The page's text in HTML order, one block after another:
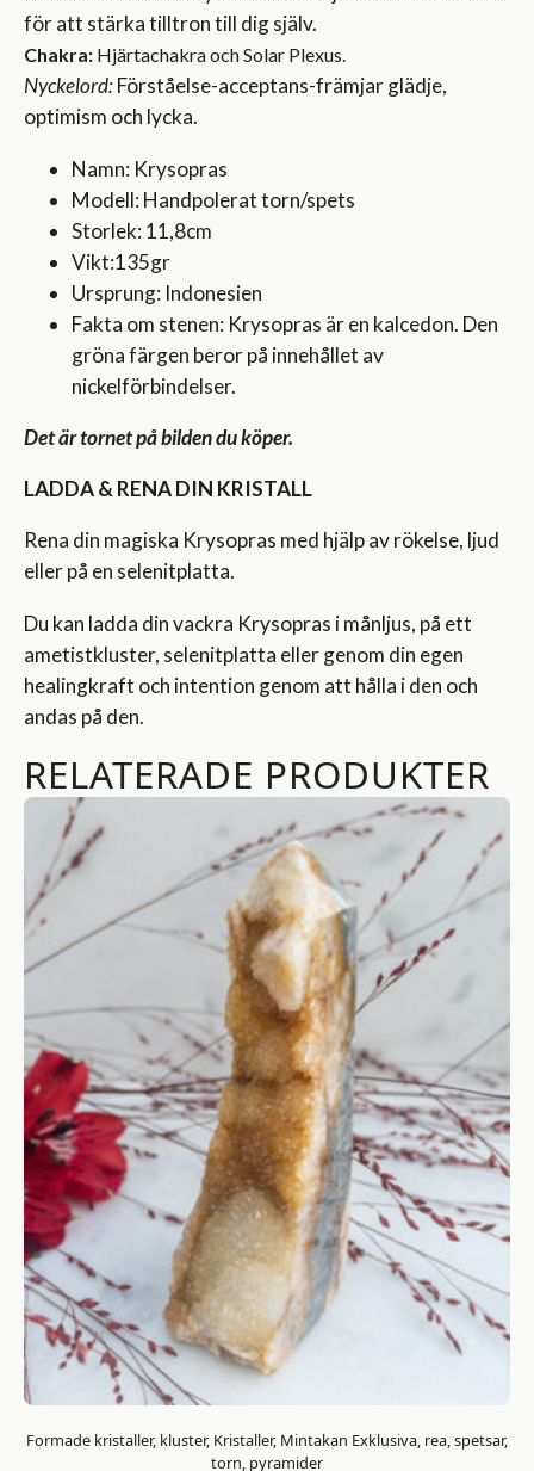
för att stärka tilltron till dig själv.
Chakra: Hjärtachakra och Solar Plexus.
Nyckelord:Förståelse-acceptans-främjar glädje,
optimism och lycka.
Namn: Krysopras
Modell: Handpolerat torn/spets
Storlek: 11,8cm
Vikt:135gr
Ursprung: Indonesien
Fakta om stenen: Krysopras är en kalcedon. Den
gröna färgen beror på innehållet av
nickelförbindelser.
Det är tornet på bilden du köper.
LADDA & RENA DIN KRISTALL
Rena din magiska Krysopras med hjälp av rökelse, ljud
eller på en selenitplatta.
Du kan ladda din vackra Krysopras i månljus, på ett
ametistkluster, selenitplatta eller genom din egen
healingkraft och intention genom att hålla i den och
andas på den.
RELATERADE PRODUKTER
Formade kristaller, kluster, Kristaller, Mintakan Exklusiva, rea, spetsar,
torn, pyramider